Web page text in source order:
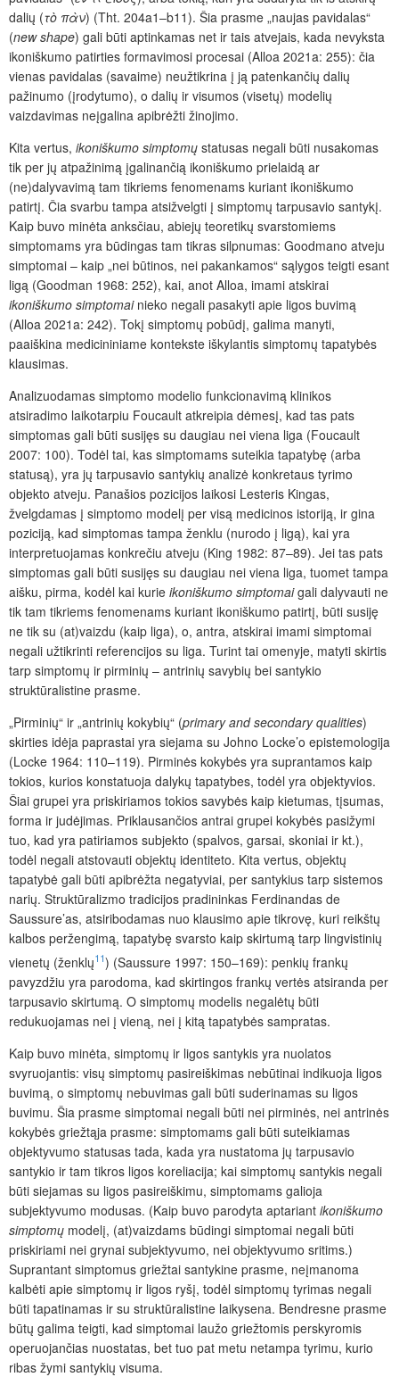
dalių (τὸ πὰν) (Tht. 204a1–b11). Šia prasme „naujas pavidalas“
(new shape) gali būti aptinkamas net ir tais atvejais, kada nevyksta
ikoniškumo patirties formavimosi procesai (Alloa 2021a: 255): čia
vienas pavidalas (savaime) neužtikrina į ją patenkančių dalių
pažinumo (įrodytumo), o dalių ir visumos (visetų) modelių
vaizdavimas neįgalina apibrėžti žinojimo.
Kita vertus, ikoniškumo simptomų statusas negali būti nusakomas
tik per jų atpažinimą įgalinančią ikoniškumo prielaidą ar
(ne)dalyvavimą tam tikriems fenomenams kuriant ikoniškumo
patirtį. Čia svarbu tampa atsižvelgti į simptomų tarpusavio santykį.
Kaip buvo minėta anksčiau, abiejų teoretikų svarstomiems
simptomams yra būdingas tam tikras silpnumas: Goodmano atveju
simptomai – kaip „nei būtinos, nei pakankamos“ sąlygos teigti esant
ligą (Goodman 1968: 252), kai, anot Alloa, imami atskirai
ikoniškumo simptomainieko negali pasakyti apie ligos buvimą
(Alloa 2021a: 242). Tokį simptomų pobūdį, galima manyti,
paaiškina medicininiame kontekste iškylantis simptomų tapatybės
klausimas.
Analizuodamas simptomo modelio funkcionavimą klinikos
atsiradimo laikotarpiu Foucault atkreipia dėmesį, kad tas pats
simptomas gali būti susijęs su daugiau nei viena liga (Foucault
2007: 100). Todėl tai, kas simptomams suteikia tapatybę (arba
statusą), yra jų tarpusavio santykių analizė konkretaus tyrimo
objekto atveju. Panašios pozicijos laikosi Lesteris Kingas,
žvelgdamas į simptomo modelį per visą medicinos istoriją, ir gina
poziciją, kad simptomas tampa ženklu (nurodo į ligą), kai yra
interpretuojamas konkrečiu atveju (King 1982: 87–89). Jei tas pats
simptomas gali būti susijęs su daugiau nei viena liga, tuomet tampa
aišku, pirma, kodėl kai kurie ikoniškumo simptomaigali dalyvauti ne
tik tam tikriems fenomenams kuriant ikoniškumo patirtį, būti susiję
ne tik su (at)vaizdu (kaip liga), o, antra, atskirai imami simptomai
negali užtikrinti referencijos su liga. Turint tai omenyje, matyti skirtis
tarp simptomų ir pirminių – antrinių savybių bei santykio
struktūralistine prasme.
„Pirminių“ ir „antrinių kokybių“ (primary and secondary qualities)
skirties idėja paprastai yra siejama su Johno Locke’o epistemologija
(Locke 1964: 110–119). Pirminės kokybės yra suprantamos kaip
tokios, kurios konstatuoja dalykų tapatybes, todėl yra objektyvios.
Šiai grupei yra priskiriamos tokios savybės kaip kietumas, tįsumas,
forma ir judėjimas. Priklausančios antrai grupei kokybės pasižymi
tuo, kad yra patiriamos subjekto (spalvos, garsai, skoniai ir kt.),
todėl negali atstovauti objektų identiteto. Kita vertus, objektų
tapatybė gali būti apibrėžta negatyviai, per santykius tarp sistemos
narių. Struktūralizmo tradicijos pradininkas Ferdinandas de
Saussure’as, atsiribodamas nuo klausimo apie tikrovę, kuri reikštų
kalbos peržengimą, tapatybę svarsto kaip skirtumą tarp lingvistinių
vienetų (ženklų11) (Saussure 1997: 150–169): penkių frankų
pavyzdžiu yra parodoma, kad skirtingos frankų vertės atsiranda per
tarpusavio skirtumą. O simptomų modelis negalėtų būti
redukuojamas nei į vieną, nei į kitą tapatybės sampratas.
Kaip buvo minėta, simptomų ir ligos santykis yra nuolatos
svyruojantis: visų simptomų pasireiškimas nebūtinai indikuoja ligos
buvimą, o simptomų nebuvimas gali būti suderinamas su ligos
buvimu. Šia prasme simptomai negali būti nei pirminės, nei antrinės
kokybės griežtąja prasme: simptomams gali būti suteikiamas
objektyvumo statusas tada, kada yra nustatoma jų tarpusavio
santykio ir tam tikros ligos koreliacija; kai simptomų santykis negali
būti siejamas su ligos pasireiškimu, simptomams galioja
subjektyvumo modusas. (Kaip buvo parodyta aptariant ikoniškumo
simptomų modelį, (at)vaizdams būdingi simptomai negali būti
priskiriami nei grynai subjektyvumo, nei objektyvumo sritims.)
Suprantant simptomus griežtai santykine prasme, neįmanoma
kalbėti apie simptomų ir ligos ryšį, todėl simptomų tyrimas negali
būti tapatinamas ir su struktūralistine laikysena. Bendresne prasme
būtų galima teigti, kad simptomai laužo griežtomis perskyromis
operuojančias nuostatas, bet tuo pat metu netampa tyrimu, kurio
ribas žymi santykių visuma.